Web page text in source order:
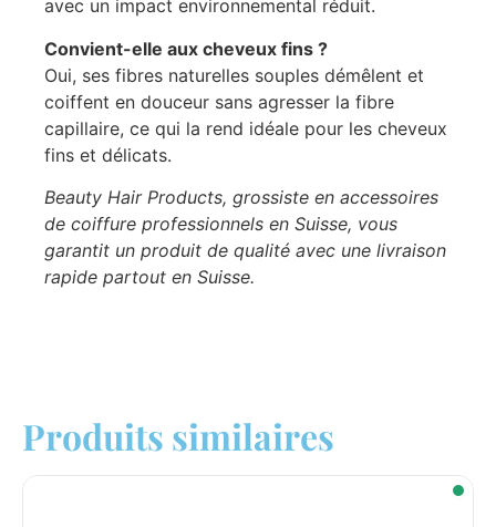
avec un impact environnemental réduit.
Convient-elle aux cheveux fins ?
Oui, ses fibres naturelles souples démêlent et
coiffent en douceur sans agresser la fibre
capillaire, ce qui la rend idéale pour les cheveux
fins et délicats.
Beauty Hair Products, grossiste en accessoires
de coiffure professionnels en Suisse, vous
garantit un produit de qualité avec une livraison
rapide partout en Suisse.
Produits similaires